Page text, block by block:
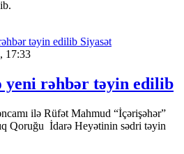
Siyasət
17:33
yeni rəhbər təyin edilib
ilə Rüfət Mahmud “İçərişəhər”
Qoruğu İdarə Heyətinin sədri təyin